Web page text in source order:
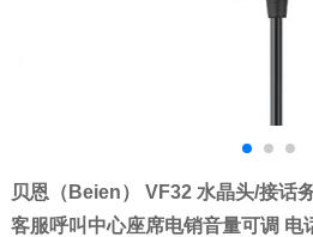
贝恩（Beien） VF32 水晶头/接话
客服呼叫中心座席电销音量可调 电